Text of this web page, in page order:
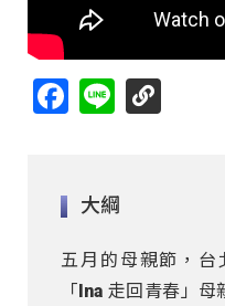
Facebook
Line
大綱
五月的母親節，
「Ina 走回青春」